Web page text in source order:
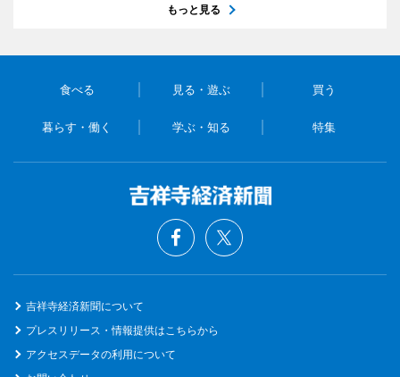
もっと見る
食べる 見る・遊ぶ 買う
暮らす・働く 学ぶ・知る 特集
吉祥寺経済新聞について
プレスリリース・情報提供はこちらから
アクセスデータの利用について